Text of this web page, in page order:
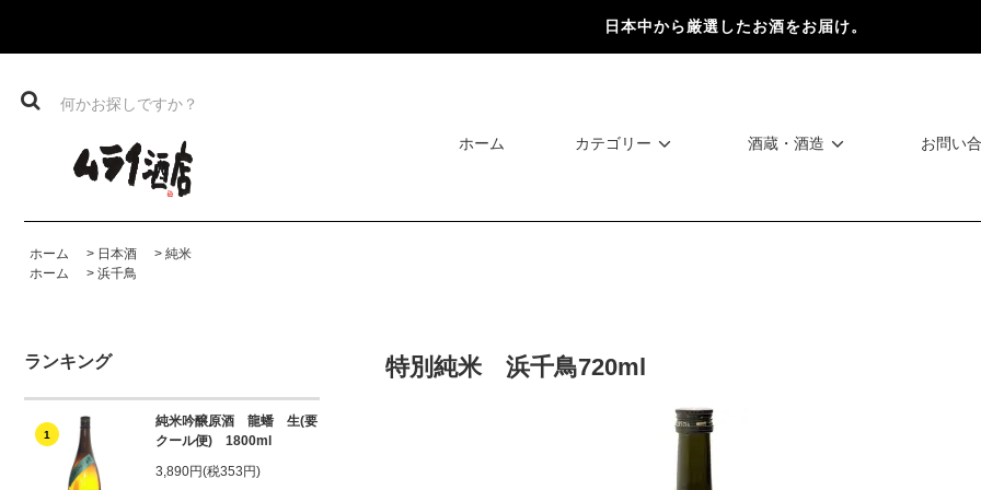
日本中から厳選したお酒をお届け。
ホーム カテゴリー 酒蔵・酒造 お問い
ホーム > 日本酒 > 純米
ホーム
> 浜千鳥
ランキング
1
純米吟醸原酒 龍蟠 生(要
クール便) 1800ml
3,890円(税353円)
特別純米 浜千鳥720ml